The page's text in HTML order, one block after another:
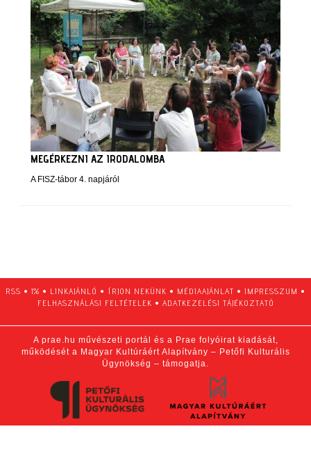
MEGÉRKEZNI AZ IRODALOMBA
A FISZ-tábor 4. napjáról
RSS • 1% • LINKAJÁNLÓ • ÍRJON NEKÜNK • MÉDIAAJÁNLAT • IMPRESSZUM •
FELHASZNÁLÁSI FELTÉTELEK • ADATKEZELÉSI TÁJÉKOZTATÓ
A prae.hu művészeti portál és a Prae folyóirat kiadását,
működését a Magyar Kultúráért Alapítvány – Petőfi Kulturális
Ügynökség – támogatja.